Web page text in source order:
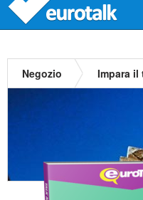
Negozio Impara il